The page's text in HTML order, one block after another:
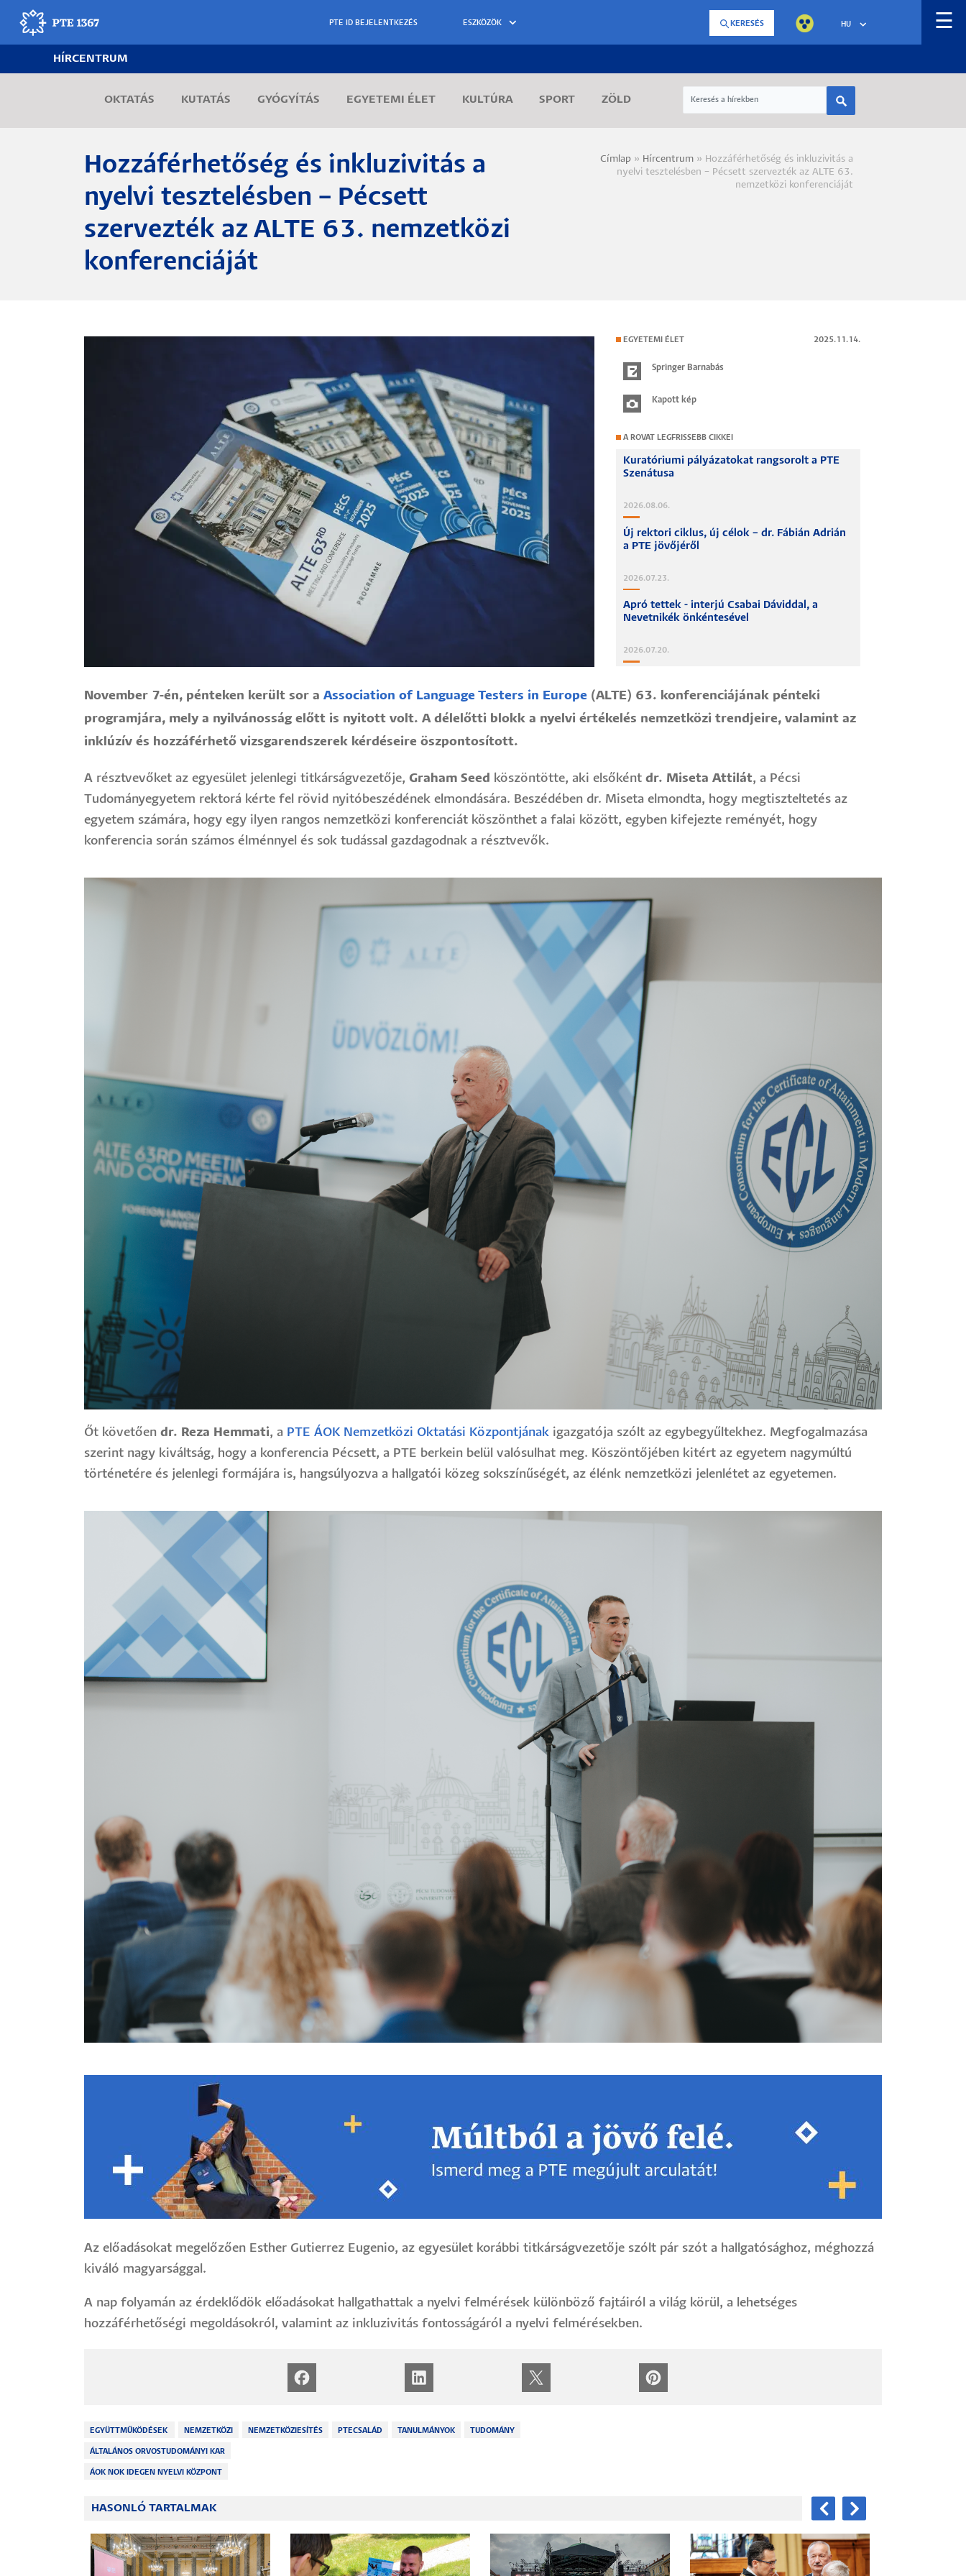
Ugrás
tartalomra
ESZKÖZÖK KERESÉS HU ☰
Kutatás
Gyógyítás
Egyetemi élet
Adminisztráció
HÍRCENTRUM
OKTATÁS KUTATÁS GYÓGYÍTÁS EGYETEMI ÉLET KULTÚRA SPORT ZÖLD
Hozzáférhetőség és inkluzivitás a
nyelvi tesztelésben – Pécsett
szervezték az ALTE 63. nemzetközi
konferenciáját
Morzsa
Címlap Hírcentrum
Hozzáférhetőség és inkluzivitás a
nyelvi tesztelésben – Pécsett szervezték az ALTE 63.
nemzetközi konferenciáját
EGYETEMI ÉLET 2025.11.14.
Springer Barnabás
Kapott kép
A ROVAT LEGFRISSEBB CIKKEI
Kuratóriumi pályázatokat rangsorolt a PTE
Szenátusa
2026.08.06.
Új rektori ciklus, új célok – dr. Fábián Adrián
a PTE jövőjéről
2026.07.23.
Apró tettek - interjú Csabai Dáviddal, a
Nevetnikék önkéntesével
2026.07.20.
November 7-én, pénteken került sor a Association of Language Testers in Europe (ALTE) 63. konferenciájának pénteki
programjára, mely a nyilvánosság előtt is nyitott volt. A délelőtti blokk a nyelvi értékelés nemzetközi trendjeire, valamint az
inklúzív és hozzáférhető vizsgarendszerek kérdéseire öszpontosított.
A résztvevőket az egyesület jelenlegi titkárságvezetője, Graham Seed köszöntötte, aki elsőként dr. Miseta Attilát, a Pécsi
Tudományegyetem rektorá kérte fel rövid nyitóbeszédének elmondására. Beszédében dr. Miseta elmondta, hogy megtiszteltetés az
egyetem számára, hogy egy ilyen rangos nemzetközi konferenciát köszönthet a falai között, egyben kifejezte reményét, hogy
konferencia során számos élménnyel és sok tudással gazdagodnak a résztvevők.
Őt követően dr. Reza Hemmati, a PTE ÁOK Nemzetközi Oktatási Központjának igazgatója szólt az egybegyűltekhez. Megfogalmazása
szerint nagy kiváltság, hogy a konferencia Pécsett, a PTE berkein belül valósulhat meg. Köszöntőjében kitért az egyetem nagymúltú
történetére és jelenlegi formájára is, hangsúlyozva a hallgatói közeg sokszínűségét, az élénk nemzetközi jelenlétet az egyetemen.
Az előadásokat megelőzően Esther Gutierrez Eugenio, az egyesület korábbi titkárságvezetője szólt pár szót a hallgatósághoz, méghozzá
kiváló magyarsággal.
A nap folyamán az érdeklődök előadásokat hallgathattak a nyelvi felmérések különböző fajtáiról a világ körül, a lehetséges
hozzáférhetőségi megoldásokról, valamint az inkluzivitás fontosságáról a nyelvi felmérésekben.
EGYÜTTMŰKÖDÉSEK NEMZETKÖZI NEMZETKÖZIESÍTÉS PTECSALÁD TANULMÁNYOK TUDOMÁNY
ÁLTALÁNOS ORVOSTUDOMÁNYI KAR
ÁOK NOK IDEGEN NYELVI KÖZPONT
HASONLÓ TARTALMAK